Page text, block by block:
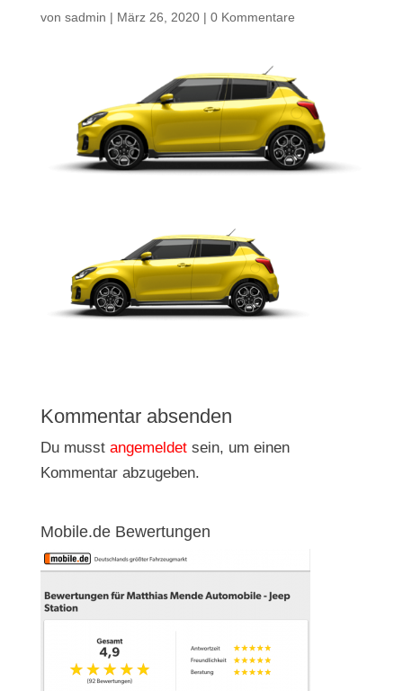
von sadmin | März 26, 2020| 0 Kommentare
Kommentar absenden
Du musst angemeldetsein, um einen
Kommentar abzugeben.
Mobile.de Bewertungen